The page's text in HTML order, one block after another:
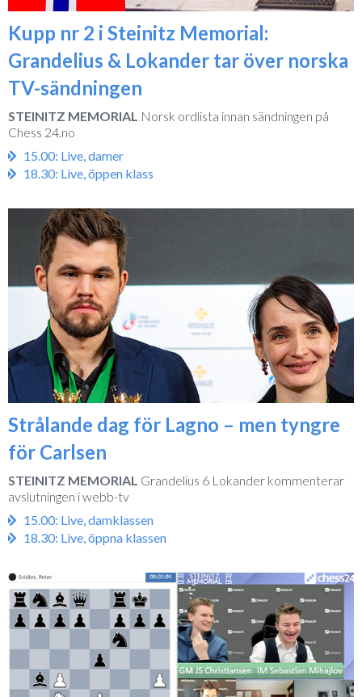
Kupp nr 2 i Steinitz Memorial:
Grandelius & Lokander tar över norska
TV-sändningen
STEINITZ MEMORIAL Norsk ordlista innan sändningen på
Chess 24.no
15.00: Live, damer
18.30: Live, öppen klass
Strålande dag för Lagno – men tyngre
för Carlsen
STEINITZ MEMORIAL Grandelius 6 Lokander kommenterar
avslutningen i webb-tv
15.00: Live, damklassen
18.30: Live, öppna klassen